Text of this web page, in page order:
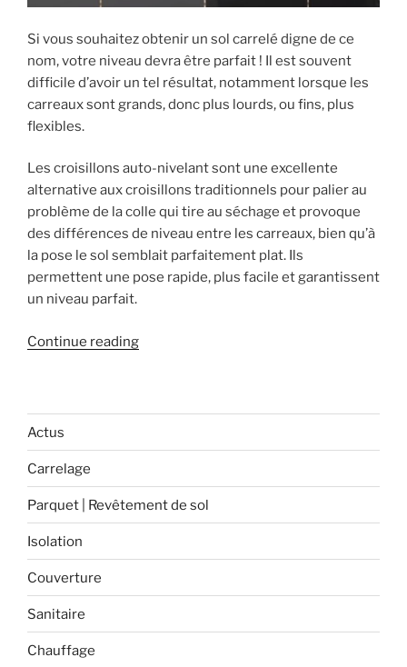
Si vous souhaitez obtenir un sol carrelé digne de ce
nom, votre niveau devra être parfait ! Il est souvent
difficile d’avoir un tel résultat, notamment lorsque les
carreaux sont grands, donc plus lourds, ou fins, plus
flexibles.
Les croisillons auto-nivelant sont une excellente
alternative aux croisillons traditionnels pour palier au
problème de la colle qui tire au séchage et provoque
des différences de niveau entre les carreaux, bien qu’à
la pose le sol semblait parfaitement plat. Ils
permettent une pose rapide, plus facile et garantissent
un niveau parfait.
Continue reading« Comment
nivelant? »
Actus
Carrelage
Parquet | Revêtement de sol
Isolation
Couverture
Sanitaire
Chauffage